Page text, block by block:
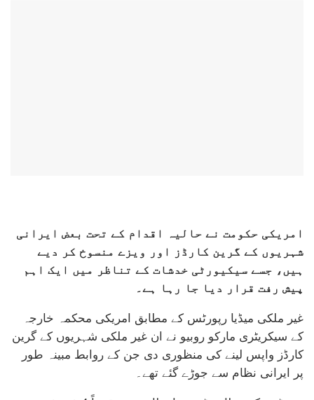
امریکی حکومت نے حالیہ اقدام کے تحت بعض ایرانی
شہریوں کے گرین کارڈز اور ویزے منسوخ کر دیے
ہیں، جسے سیکیورٹی خدشات کے تناظر میں ایک اہم
پیش رفت قرار دیا جا رہا ہے۔
غیر ملکی میڈیا رپورٹس کے مطابق امریکی محکمہ خارجہ
کے سیکریٹری مارکو روبیو نے ان غیر ملکی شہریوں کے گرین
کارڈز واپس لینے کی منظوری دی جن کے روابط مبینہ طور
پر ایرانی نظام سے جوڑے گئے تھے۔